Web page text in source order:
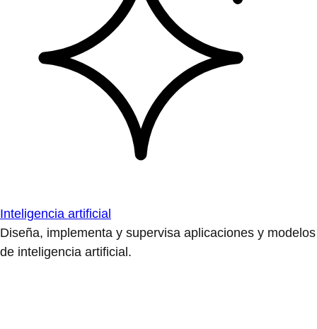
Inteligencia artificial
Diseña, implementa y supervisa aplicaciones y modelos
de inteligencia artificial.